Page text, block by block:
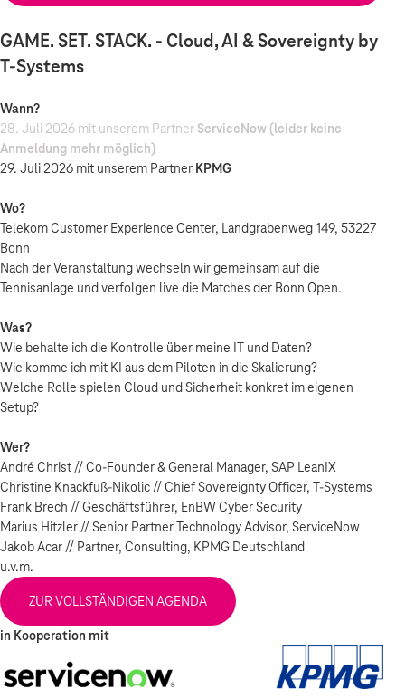
GAME. SET. STACK. - Cloud, AI & Sovereignty by
T-Systems
Wann?
28. Juli 2026 mit unserem Partner ServiceNow (leider keine
Anmeldung mehr möglich)
29. Juli 2026 mit unserem Partner KPMG
Wo?
Telekom Customer Experience Center, Landgrabenweg 149, 53227
Bonn
Nach der Veranstaltung wechseln wir gemeinsam auf die
Tennisanlage und verfolgen live die Matches der Bonn Open.
Was?
Wie behalte ich die Kontrolle über meine IT und Daten?
Wie komme ich mit KI aus dem Piloten in die Skalierung?
Welche Rolle spielen Cloud und Sicherheit konkret im eigenen
Setup?
Wer?
André Christ // Co-Founder & General Manager, SAP LeanIX
Christine Knackfuß-Nikolic // Chief Sovereignty Officer, T-Systems
Frank Brech // Geschäftsführer, EnBW Cyber Security
Marius Hitzler // Senior Partner Technology Advisor, ServiceNow
Jakob Acar // Partner, Consulting, KPMG Deutschland
u.v.m.
ZUR VOLLSTÄNDIGEN AGENDA
in Kooperation mit